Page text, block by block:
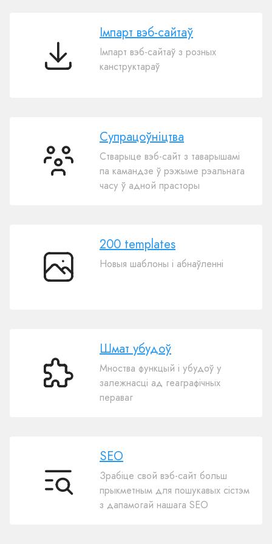
Імпарт
Імпарт вэб-сайтаў
Імпарт вэб-сайтаў з розных
канструктараў
Супрацоўніцтва
Супрацоўніцтва
Стварыце вэб-сайт з таварышамі
па камандзе ў рэжыме рэальнага
часу ў адной прасторы
200
200 templates
Новыя шаблоны і абнаўленні
Шмат
Шмат убудоў
Мноства функцый і убудоў у
залежнасці ад геаграфічных
пераваг
SEO
SEO
Зрабіце свой вэб-сайт больш
прыкметным для пошукавых сістэм
з дапамогай нашага SEO